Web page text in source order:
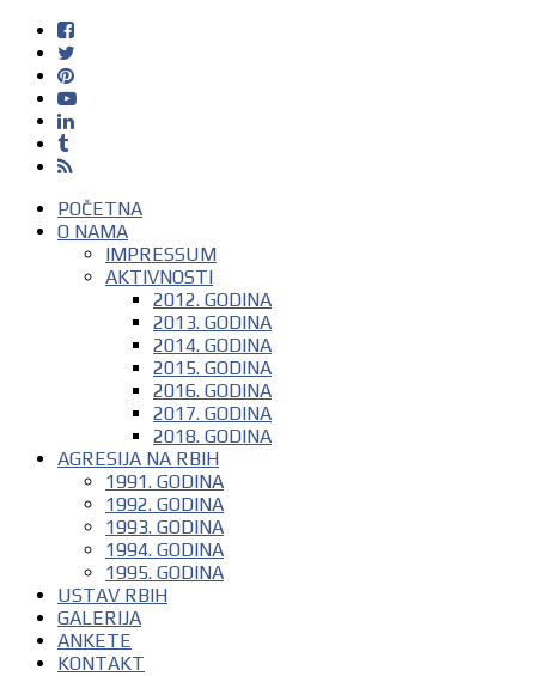
POČETNA
O NAMA
IMPRESSUM
AKTIVNOSTI
2012. GODINA
2013. GODINA
2014. GODINA
2015. GODINA
2016. GODINA
2017. GODINA
2018. GODINA
AGRESIJA NA RBIH
1991. GODINA
1992. GODINA
1993. GODINA
1994. GODINA
1995. GODINA
USTAV RBIH
GALERIJA
ANKETE
KONTAKT